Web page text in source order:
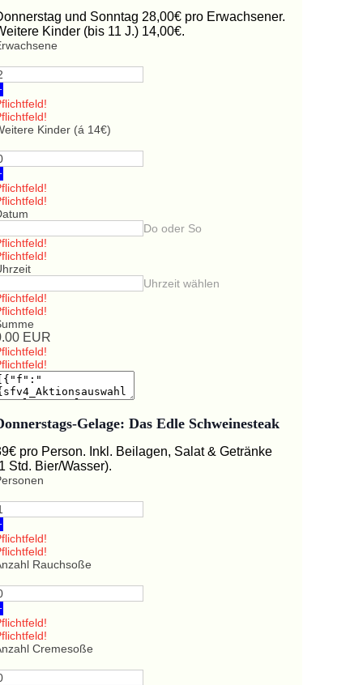
und Sonntag 28,00€ pro Erwachsener.
Kinder (bis 11 J.) 14,00€.
Kinder (á 14€)
Do oder So
Uhrzeit wählen
EUR
Gelage: Das Edle Schweinesteak
pro Person. Inkl. Beilagen, Salat & Getränke
Std. Bier/Wasser).
Rauchsoße
Cremesoße